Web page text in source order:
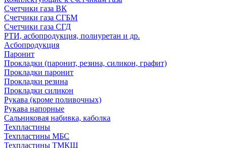
Счетчики газа ВК
Счетчики газа СГБМ
Счетчики газа СГД
РТИ, асбопродукция, полиуретан и др.
Асбопродукция
Паронит
Прокладки (паронит, резина, силикон, графит)
Прокладки паронит
Прокладки резина
Прокладки силикон
Рукава (кроме поливочных)
Рукава напорные
Сальниковая набивка, каболка
Техпластины
Техпластины МБС
Техпластины ТМКЩ